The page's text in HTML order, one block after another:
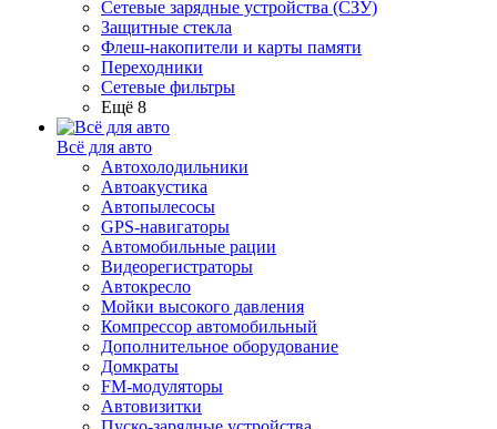
Сетевые зарядные устройства (СЗУ)
Защитные стекла
Флеш-накопители и карты памяти
Переходники
Сетевые фильтры
Ещё 8
Всё для авто
Автохолодильники
Автоакустика
Автопылесосы
GPS-навигаторы
Автомобильные рации
Видеорегистраторы
Автокресло
Мойки высокого давления
Компрессор автомобильный
Дополнительное оборудование
Домкраты
FM-модуляторы
Автовизитки